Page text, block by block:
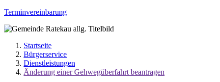
Terminvereinbarung
Startseite
Bürgerservice
Dienstleistungen
Änderung einer Gehwegüberfahrt beantragen